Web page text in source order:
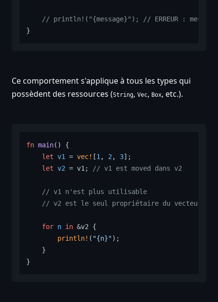
// println!("{message}"); // ERREUR : message
Ce comportement s'applique à tous les types qui
possèdent des ressources (String, Vec, Box, etc.).
fn main() {
let v1 = vec! [1 , 2 , 3];
let v2 = v1; // v1 est moved dans v2
// v1 n'est plus utilisable
// v2 est le seul propriétaire du vecteur
for n in &v2 {
println! ( "{n}");
    }